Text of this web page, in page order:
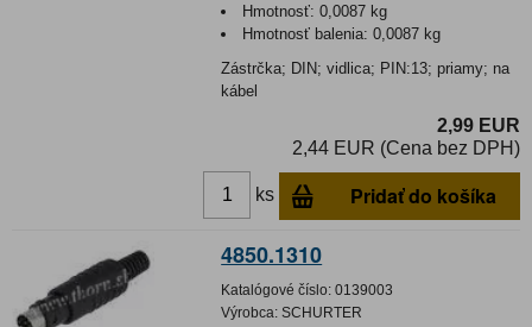
Hmotnosť:0,0087 kg
Hmotnosť balenia:0,0087 kg
Zástrčka; DIN; vidlica; PIN:13; priamy; na
kábel
2,99 EUR
2,44 EUR (Cena bez DPH)
ks Pridať do košíka
4850.1310
Katalógové číslo: 0139003
Výrobca: SCHURTER